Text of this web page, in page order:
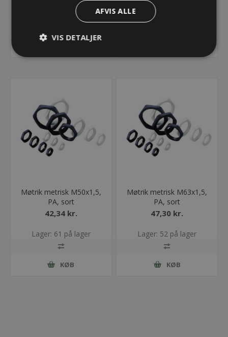
Lager: 48 på lager Lager: 60 på lager
Møtrik metrisk M50x1,5,
PA, sort
42,34 kr.
Lager: 61 på lager
KØB
Møtrik metrisk M63x1,5,
PA, sort
47,30 kr.
Lager: 52 på lager
KØB
AFVIS ALLE
VIS DETALJER